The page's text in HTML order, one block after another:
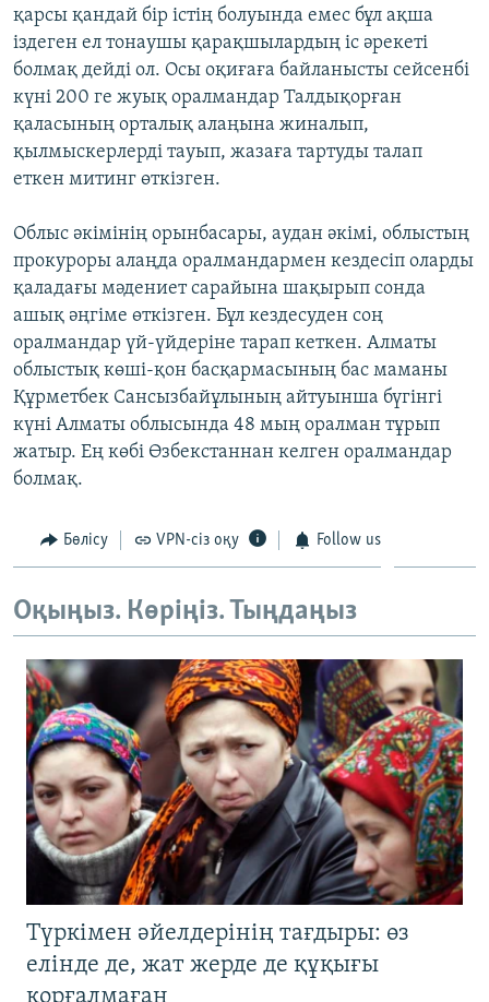
қарсы қандай бір істің болуында емес бұл ақша
іздеген ел тонаушы қарақшылардың іс әрекеті
болмақ дейді ол. Осы оқиғаға байланысты сейсенбі
күні 200 ге жуық оралмандар Талдықорған
қаласының орталық алаңына жиналып,
қылмыскерлерді тауып, жазаға тартуды талап
еткен митинг өткізген.
Облыс әкімінің орынбасары, аудан әкімі, облыстың
прокуроры алаңда оралмандармен кездесіп оларды
қаладағы мәдениет сарайына шақырып сонда
ашық әңгіме өткізген. Бұл кездесуден соң
оралмандар үй-үйдеріне тарап кеткен. Алматы
облыстық көші-қон басқармасының бас маманы
Құрметбек Сансызбайұлының айтуынша бүгінгі
күні Алматы облысында 48 мың оралман тұрып
жатыр. Ең көбі Өзбекстаннан келген оралмандар
болмақ.
Бөлісу VPN-сіз оқу Follow us
Оқыңыз. Көріңіз. Тыңдаңыз
Түркімен әйелдерінің тағдыры: өз
елінде де, жат жерде де құқығы
қорғалмаған